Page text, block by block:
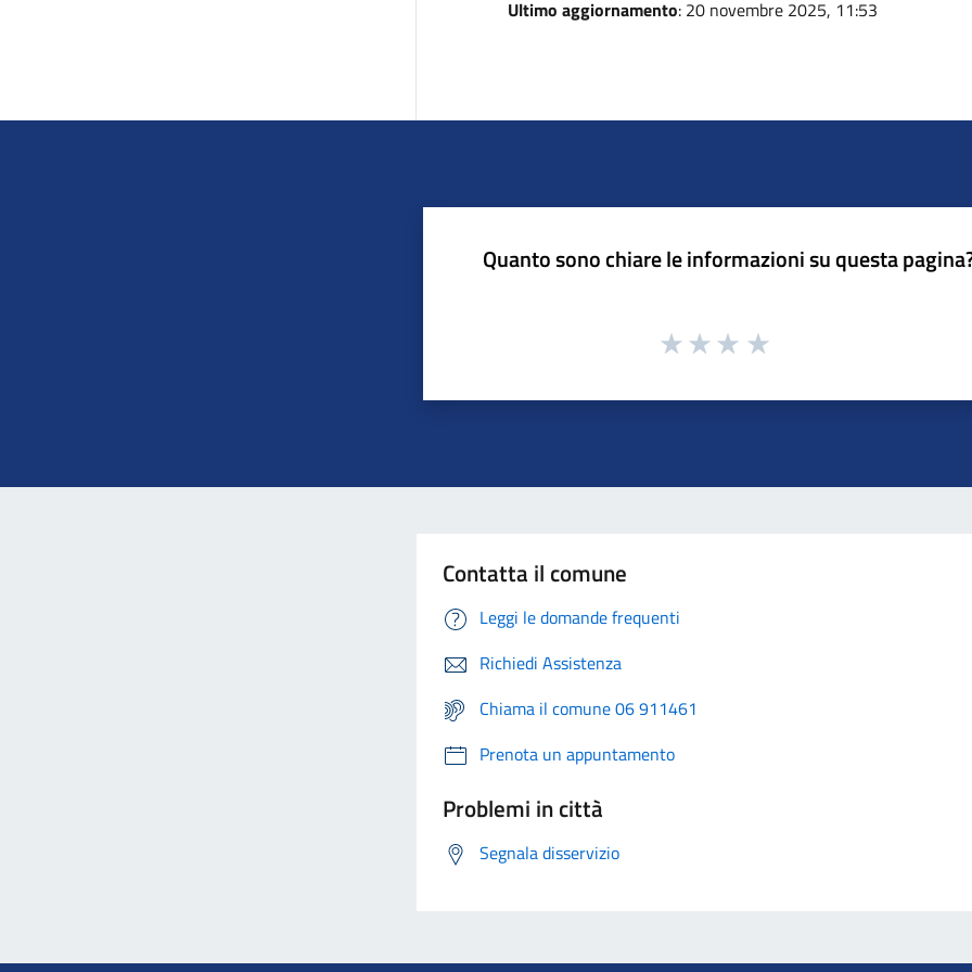
Ultimo aggiornamento: 20 novembre 2025, 11:53
Quanto sono chiare le informazioni su questa
Contatta il comune
Leggi le domande frequenti
Richiedi Assistenza
Chiama il comune 06 911461
Prenota un appuntamento
Problemi in città
Segnala disservizio